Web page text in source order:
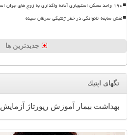
۱۹۰ واحد مسکن استیجاری آماده واگذاری به زوج های جوان است
نقش سابقه خانوادگی در خطر ژنتیکی سرطان سینه
جدیدترین ها
تگهای اپتیك
بهداشت بیمار آموزش رپورتاژ آزمایش